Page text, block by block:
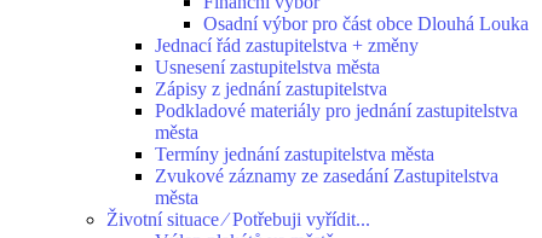
Osadní výbor pro část obce Dlouhá Louka
Jednací řád zastupitelstva + změny
Usnesení zastupitelstva města
Zápisy z jednání zastupitelstva
Podkladové materiály pro jednání zastupitelstva
města
Termíny jednání zastupitelstva města
Zvukové záznamy ze zasedání Zastupitelstva
města
Životní situace ⁄ Potřebuji vyřídit...